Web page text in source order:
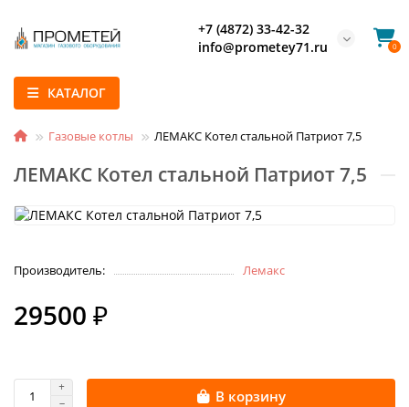
+7 (4872) 33-42-32
info@prometey71.ru
0
КАТАЛОГ
Газовые котлы ЛЕМАКС Котел стальной Патриот 7,5
ЛЕМАКС Котел стальной Патриот 7,5
Производитель: Лемакс
29500 ₽
В корзину